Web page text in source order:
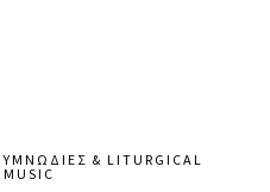
ΥΜΝΩΔΊΕΣ & LITURGICAL
MUSIC